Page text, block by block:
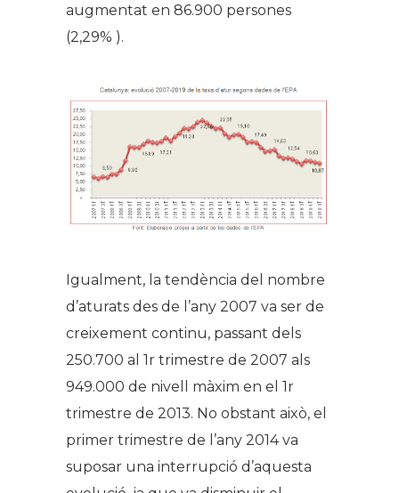
augmentat en 86.900 persones
(2,29% ).
Igualment, la tendència del nombre
d’aturats des de l’any 2007 va ser de
creixement continu, passant dels
250.700 al 1r trimestre de 2007 als
949.000 de nivell màxim en el 1r
trimestre de 2013. No obstant això, el
primer trimestre de l’any 2014 va
suposar una interrupció d’aquesta